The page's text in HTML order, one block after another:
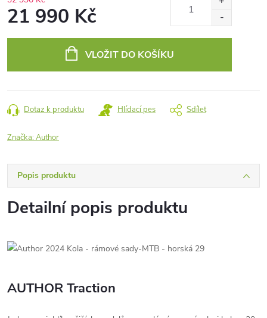
21 990 Kč
VLOŽIT DO KOŠÍKU
Dotaz k produktu Hlídací pes Sdílet
Značka:Author
Popis produktu
Detailní popis produktu
AUTHOR Traction